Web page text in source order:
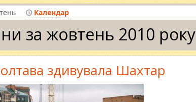
Календар
за жовтень 2010 року
здивувала Шахтар